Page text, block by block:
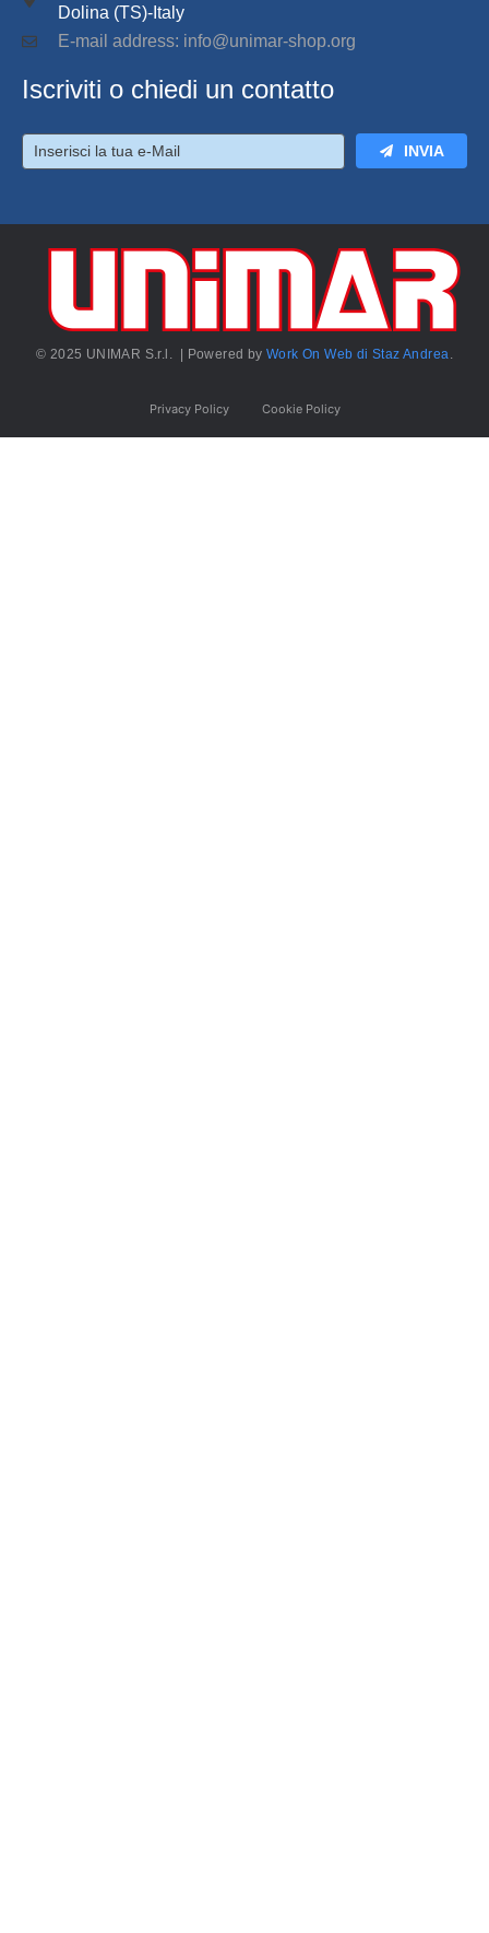
Dolina (TS)-Italy
E-mail address: info@unimar-shop.org
Iscriviti o chiedi un contatto
INVIA
© 2025 UNIMAR S.r.l. | Powered byWork On Web di Staz Andrea.
Privacy Policy Cookie Policy